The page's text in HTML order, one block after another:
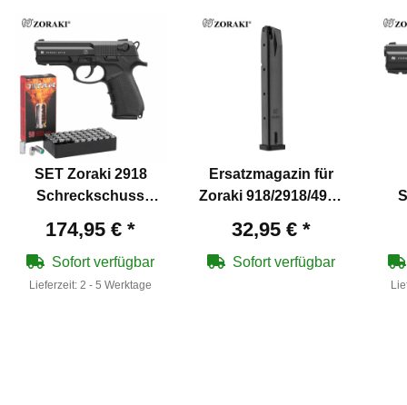
SET Zoraki 2918
Schreckschuss
P.A.K. (P18) + 50
Platzpatronen 9 mm
P.A.K.
174,95 € *
Sofort verfügbar
Lieferzeit: 2 - 5 Werktage
Ersatzmagazin für
Zoraki 918/2918/4918
Pistole 9 mm P.A.K. -
25 Schuss
32,95 € *
Sofort verfügbar